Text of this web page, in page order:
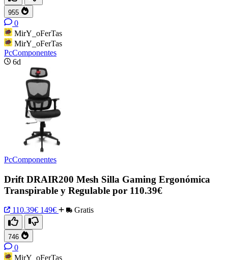
955
0
MirY_oFerTas
MirY_oFerTas
PcComponentes
6d
PcComponentes
Drift DRAIR200 Mesh Silla Gaming Ergonómica
Transpirable y Regulable por 110.39€
110.39€ 149€ Gratis
746
0
MirY_oFerTas